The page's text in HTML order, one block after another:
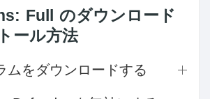
Full のダウンロード
ール方法
をダウンロードする